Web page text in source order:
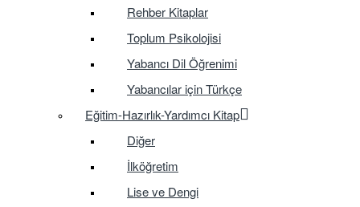
Rehber Kitaplar
Toplum Psikolojisi
Yabancı Dil Öğrenimi
Yabancılar için Türkçe
Eğitim-Hazırlık-Yardımcı Kitap
Diğer
İlköğretim
Lise ve Dengi